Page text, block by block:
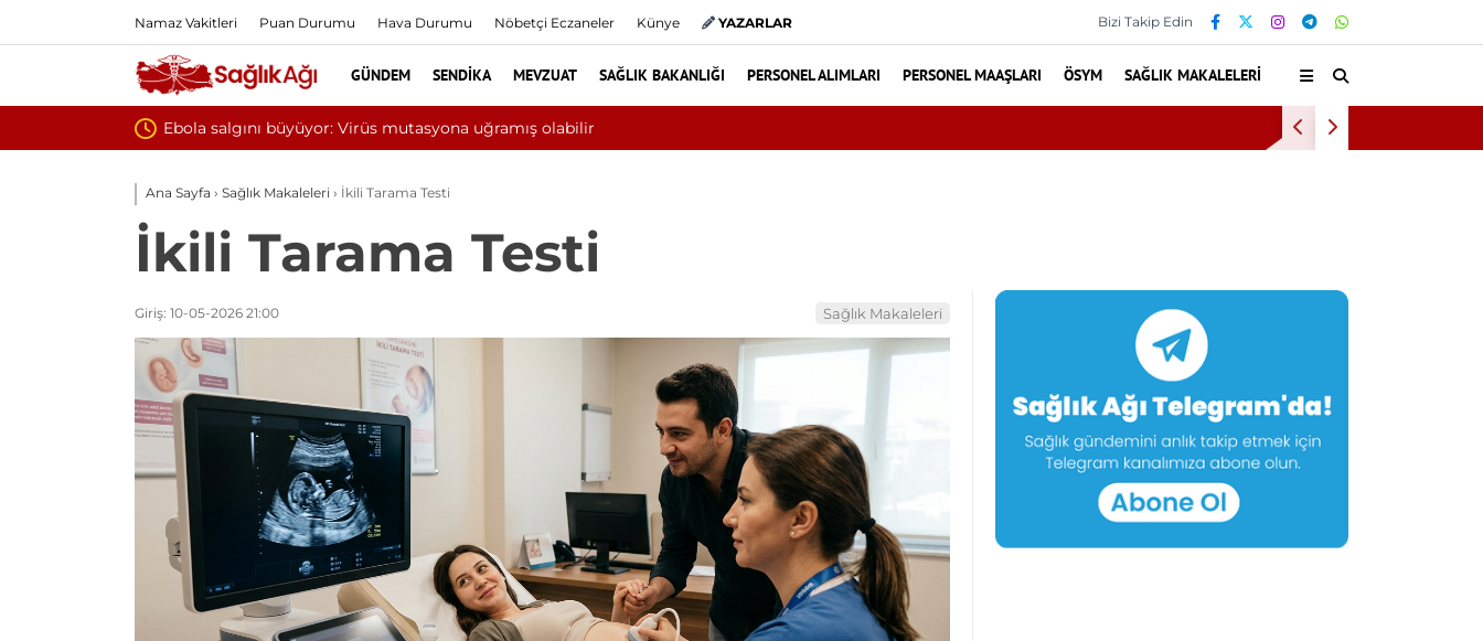
Namaz Vakitleri Puan Durumu Hava Durumu Nöbetçi Eczaneler Künye YAZARLAR Bizi Takip Edin
GÜNDEM SENDIKA MEVZUAT SAĞLIK BAKANLIĞI PERSONEL ALIMLARI PERSONEL MAAŞLARI ÖSYM SAĞLIK MAKALELERI
Yılın ilk 6 ayında 10 bini aşkın hasta hiperbarik oksijen tedavisinden yararlandı
Ana Sayfa › Sağlık Makaleleri › İkili Tarama Testi
İkili Tarama Testi
Giriş: 10-05-2026 21:00 Sağlık Makaleleri